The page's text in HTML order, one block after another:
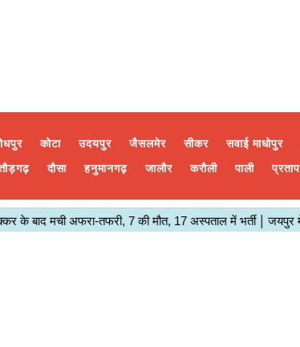
कोटा उदयपुर जैसलमेर सीकर सवाई माधोपुर
दौसा हनुमानगढ़ जालौर करौली पाली